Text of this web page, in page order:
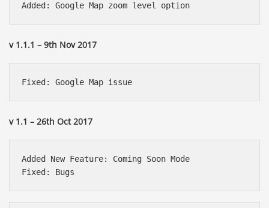
v 1.1.1 – 9th Nov 2017
v 1.1 – 26th Oct 2017
Added New Feature: Coming Soon Mode